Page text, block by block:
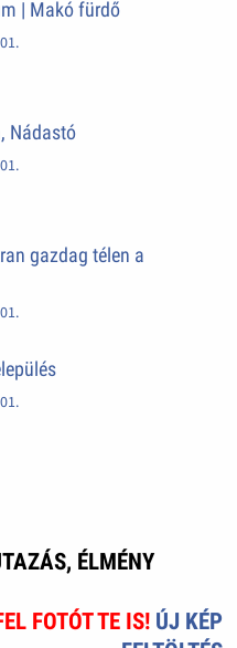
| Makó fürdő
Nádastó
gazdag télen a
ÉLMÉNY
FOTÓT TE IS! ÚJ KÉP